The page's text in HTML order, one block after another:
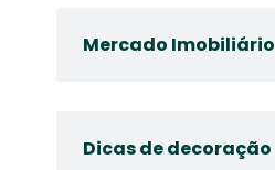
Mercado Imobiliário
Dicas de decoração